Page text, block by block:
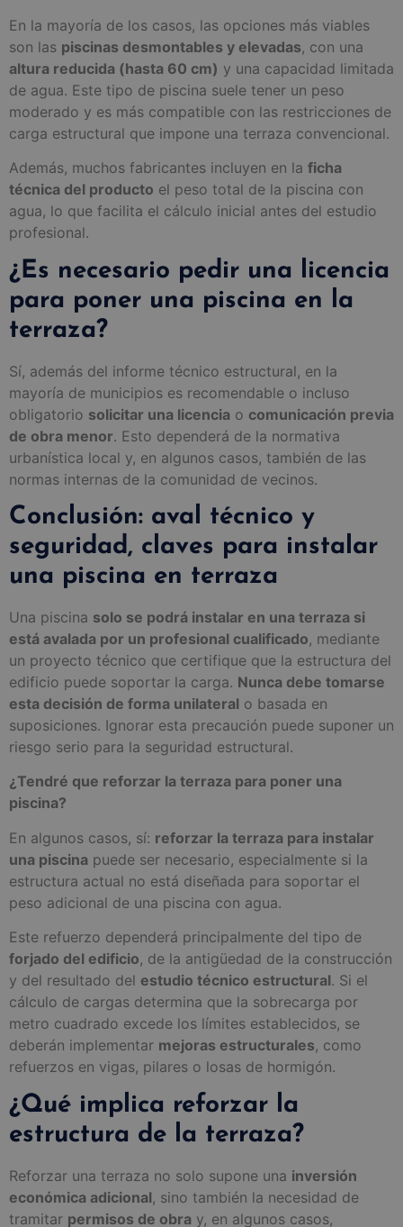
En la mayoría de los casos, las opciones más viables
son las piscinas desmontables y elevadas, con una
altura reducida (hasta 60 cm) y una capacidad limitada
de agua. Este tipo de piscina suele tener un peso
moderado y es más compatible con las restricciones de
carga estructural que impone una terraza convencional.
Además, muchos fabricantes incluyen en la ficha
técnica del producto el peso total de la piscina con
agua, lo que facilita el cálculo inicial antes del estudio
profesional.
¿Es necesario pedir una licencia
para poner una piscina en la
terraza?
Sí, además del informe técnico estructural, en la
mayoría de municipios es recomendable o incluso
obligatorio solicitar una licencia o comunicación previa
de obra menor. Esto dependerá de la normativa
urbanística local y, en algunos casos, también de las
normas internas de la comunidad de vecinos.
Conclusión: aval técnico y
seguridad, claves para instalar
una piscina en terraza
Una piscina solo se podrá instalar en una terraza si
está avalada por un profesional cualificado, mediante
un proyecto técnico que certifique que la estructura del
edificio puede soportar la carga. Nunca debe tomarse
esta decisión de forma unilateral o basada en
suposiciones. Ignorar esta precaución puede suponer un
riesgo serio para la seguridad estructural.
¿Tendré que reforzar la terraza para poner una
piscina?
En algunos casos, sí: reforzar la terraza para instalar
una piscina puede ser necesario, especialmente si la
estructura actual no está diseñada para soportar el
peso adicional de una piscina con agua.
Este refuerzo dependerá principalmente del tipo de
forjado del edificio, de la antigüedad de la construcción
y del resultado del estudio técnico estructural. Si el
cálculo de cargas determina que la sobrecarga por
metro cuadrado excede los límites establecidos, se
deberán implementar mejoras estructurales, como
refuerzos en vigas, pilares o losas de hormigón.
¿Qué implica reforzar la
estructura de la terraza?
Reforzar una terraza no solo supone una inversión
económica adicional, sino también la necesidad de
tramitar permisos de obra y, en algunos casos,